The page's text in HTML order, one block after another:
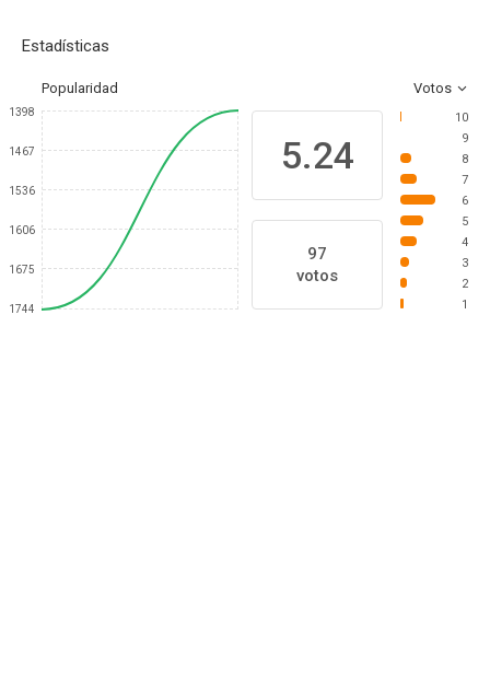
Estadísticas
Popularidad Votos
1398
1467
1536
1606
1675
1744
5.24
97
votos
10
9
8
7
6
5
4
3
2
1